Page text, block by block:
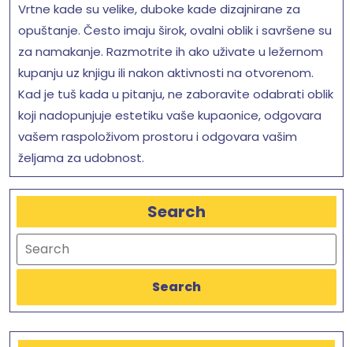
Vrtne kade su velike, duboke kade dizajnirane za
opuštanje. Često imaju širok, ovalni oblik i savršene su
za namakanje. Razmotrite ih ako uživate u ležernom
kupanju uz knjigu ili nakon aktivnosti na otvorenom.
Kad je tuš kada u pitanju, ne zaboravite odabrati oblik
koji nadopunjuje estetiku vaše kupaonice, odgovara
vašem raspoloživom prostoru i odgovara vašim
željama za udobnost.
Search
Search
Search